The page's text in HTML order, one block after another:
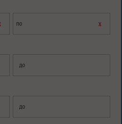
по х
до
до